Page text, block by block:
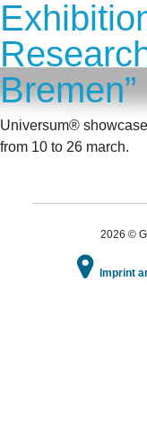
Bremen”
Universum®
from 10 to 26 march.
2026 ©
Imprint